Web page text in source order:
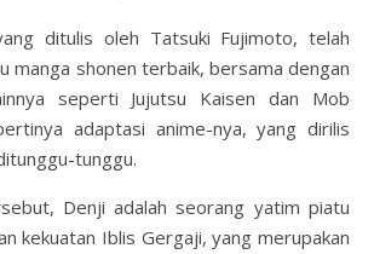
ditulis oleh Tatsuki Fujimoto, telah
manga shonen terbaik, bersama dengan
seperti Jujutsu Kaisen dan Mob
adaptasi anime-nya, yang dirilis
tunggu.
Denji adalah seorang yatim piatu
kekuatan Iblis Gergaji, yang merupakan